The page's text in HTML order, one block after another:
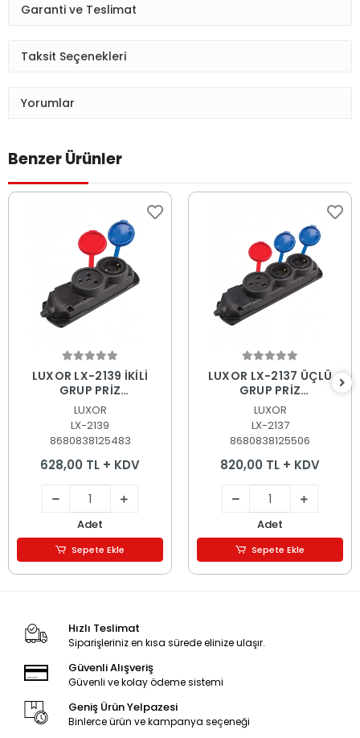
Garanti ve Teslimat
Taksit Seçenekleri
Yorumlar
Benzer Ürünler
Sepete Ekle
LUXOR LX-2139 İKİLİ
GRUP PRİZ
MONO+TRİFAZE
LUXOR
LX-2139
8680838125483
628,00 TL + KDV
Adet
Sepete Ekle
Sepete Ekle
LUXOR LX-2137 ÜÇLÜ
GRUP PRİZ
2MONO+1TRİFAZE
LUXOR
LX-2137
8680838125506
820,00 TL + KDV
Adet
Sepete Ekle
Hızlı Teslimat
Siparişleriniz en kısa sürede elinize ulaşır.
Güvenli Alışveriş
Güvenli ve kolay ödeme sistemi
Geniş Ürün Yelpazesi
Binlerce ürün ve kampanya seçeneği